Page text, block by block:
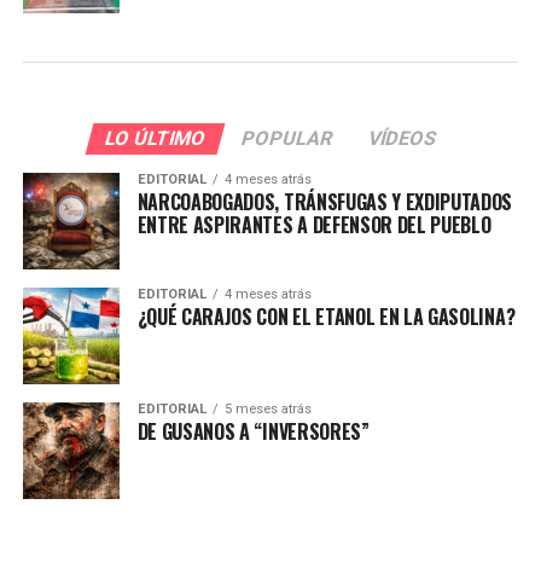
LO ÚLTIMO POPULAR VÍDEOS
EDITORIAL 4 meses atrás
NARCOABOGADOS, TRÁNSFUGAS Y EXDIPUTADOS
ENTRE ASPIRANTES A DEFENSOR DEL PUEBLO
EDITORIAL 4 meses atrás
¿QUÉ CARAJOS CON EL ETANOL EN LA GASOLINA?
EDITORIAL 5 meses atrás
DE GUSANOS A “INVERSORES”